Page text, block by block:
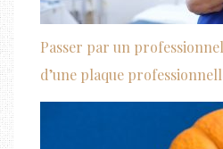
Passer par un
d’une plaque